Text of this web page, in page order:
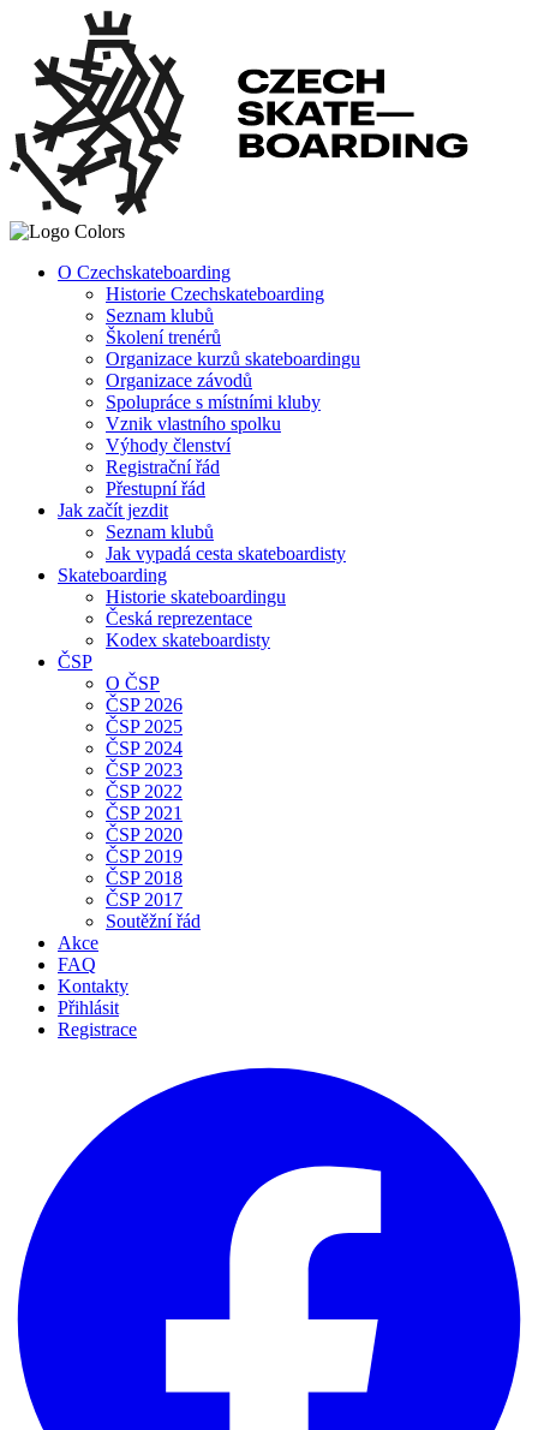
O Czechskateboarding
Historie Czechskateboarding
Seznam klubů
Školení trenérů
Organizace kurzů skateboardingu
Organizace závodů
Spolupráce s místními kluby
Vznik vlastního spolku
Výhody členství
Registrační řád
Přestupní řád
Jak začít jezdit
Seznam klubů
Jak vypadá cesta skateboardisty
Skateboarding
Historie skateboardingu
Česká reprezentace
Kodex skateboardisty
ČSP
O ČSP
ČSP 2026
ČSP 2025
ČSP 2024
ČSP 2023
ČSP 2022
ČSP 2021
ČSP 2020
ČSP 2019
ČSP 2018
ČSP 2017
Soutěžní řád
Akce
FAQ
Kontakty
Přihlásit
Registrace